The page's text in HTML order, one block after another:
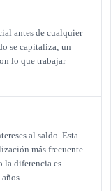
antes de cualquier
se capitaliza; un
lo que trabajar
al saldo. Esta
más frecuente
la diferencia es